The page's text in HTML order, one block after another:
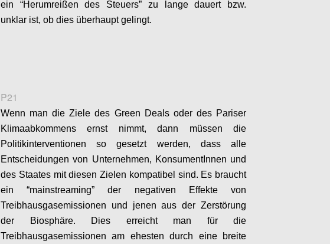
ein “Herumreißen des Steuers” zu lange dauert bzw.
unklar ist, ob dies überhaupt gelingt.
P21
Wenn man die Ziele des Green Deals oder des Pariser
Klimaabkommens ernst nimmt, dann müssen die
Politikinterventionen so gesetzt werden, dass alle
Entscheidungen von Unternehmen, KonsumentInnen und
des Staates mit diesen Zielen kompatibel sind. Es braucht
ein “mainstreaming” der negativen Effekte von
Treibhausgasemissionen und jenen aus der Zerstörung
der Biosphäre. Dies erreicht man für die
Treibhausgasemissionen am ehesten durch eine breite